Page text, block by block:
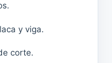
y viga.
corte.